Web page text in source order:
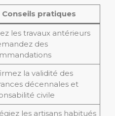
Conseils pratiques
les travaux antérieurs
des
la validité des
décennales et
civile
les artisans habitués